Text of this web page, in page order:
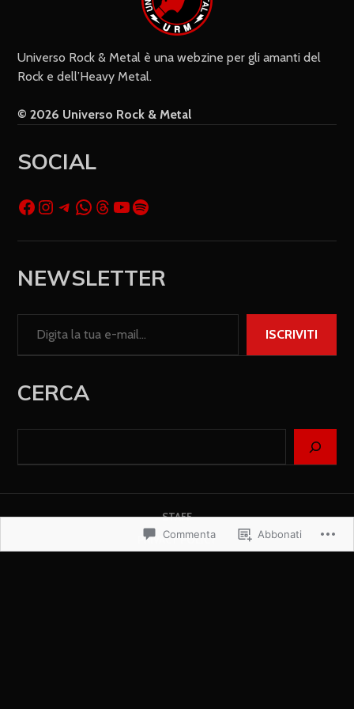
Universo Rock & Metal è una webzine per gli amanti del
Rock e dell’Heavy Metal.
© 2026 Universo Rock & Metal
SOCIAL
NEWSLETTER
ISCRIVITI
CERCA
STAFF
PRIVACY POLICY
Commenta Abbonati